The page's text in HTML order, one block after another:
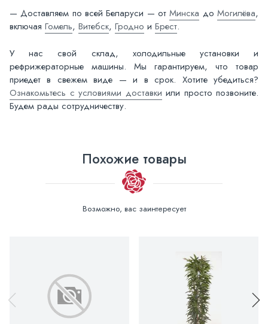
— Доставляем по всей Беларуси — отМинска доМогилёва,
включая Гомель, Витебск, Гродно и Брест.
У нас свой склад, холодильные установки и
рефрижераторные машины. Мы гарантируем, что товар
приедет в свежем виде — и в срок. Хотите убедиться?
Ознакомьтесь с условиями доставки или просто позвоните.
Будем рады сотрудничеству.
Похожие товары
Возможно, вас заинтересует